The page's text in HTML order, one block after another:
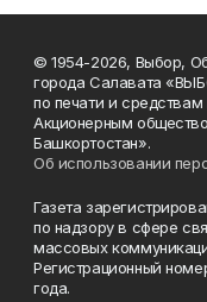
© 1954-2026, Выбор,
города Салавата
по печати и
Акционерным
Башкортостан».
Об использовании
Газета
по надзору в сфере
массовых
Регистрационный
года.